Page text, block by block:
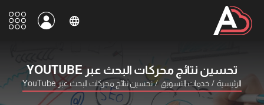
تحسين نتائج محركات البحث عبر YOUTUBE
الرئيسية / خدمات التسويق / تحسين نتائج محركات البحث عبر YouTube